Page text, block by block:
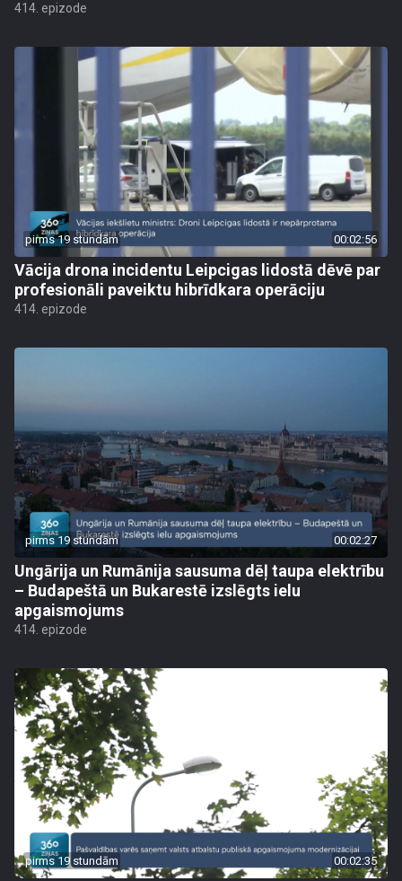
414. epizode
pirms 19 stundām 00:02:56
Vācija drona incidentu Leipcigas lidostā dēvē par
profesionāli paveiktu hibrīdkara operāciju
414. epizode
pirms 19 stundām 00:02:27
Ungārija un Rumānija sausuma dēļ taupa elektrību
– Budapeštā un Bukarestē izslēgts ielu
apgaismojums
414. epizode
pirms 19 stundām 00:02:35